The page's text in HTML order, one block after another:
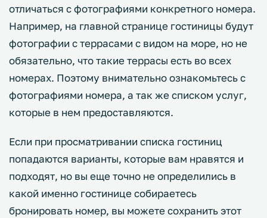
отличаться с фотографиями конкретного номера.
Например, на главной странице гостиницы будут
фотографии с террасами с видом на море, но не
обязательно, что такие террасы есть во всех
номерах. Поэтому внимательно ознакомьтесь с
фотографиями номера, а так же списком услуг,
которые в нем предоставляются.
Если при просматривании списка гостиниц
попадаются варианты, которые вам нравятся и
подходят, но вы еще точно не определились в
какой именно гостинице собираетесь
бронировать номер, вы можете сохранить этот